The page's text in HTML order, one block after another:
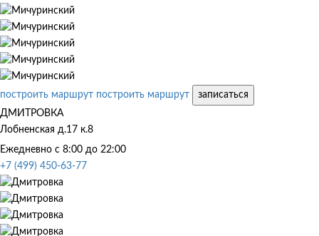
построить маршрут построить маршрут
записаться
ДМИТРОВКА
Лобненская д.17 к.8
Ежедневно с 8:00 до 22:00
+7 (499) 450-63-77